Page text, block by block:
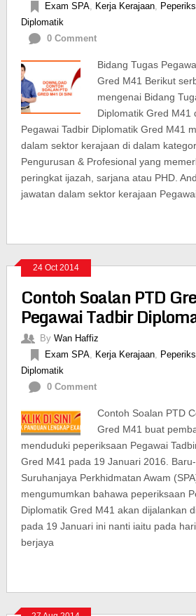
Exam SPA, Kerja Kerajaan,
Diplomatik
0 Comment
Bidang Tugas
Gred M41 Berikut
mengenai Bidang
Diplomatik Gred M41
Pegawai Tadbir Diplomatik Gred M41
dalam sektor kerajaan di dalam
Pengurusan & Profesional yang
peringkat ijazah, sarjana atau PHD.
jawatan dalam sektor kerajaan
24 Oct 2014
Contoh Soalan PTD
Pegawai Tadbir
By Wan Haffiz
Exam SPA, Kerja Kerajaan,
Diplomatik
0 Comment
Contoh Soalan PTD
Gred M41 buat
menduduki peperiksaan Pegawai
Gred M41 pada 19 Januari 2016.
Suruhanjaya Perkhidmatan Awam
mengumumkan bahawa peperiksaan
Diplomatik Gred M41 akan dijalankan
pada 19 Januari ini nanti iaitu pada
berjaya